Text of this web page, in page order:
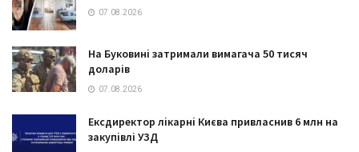
07.08.2026
На Буковині затримали вимагача 50 тисяч
доларів
07.08.2026
Ексдиректор лікарні Києва привласнив 6 млн на
закупівлі УЗД